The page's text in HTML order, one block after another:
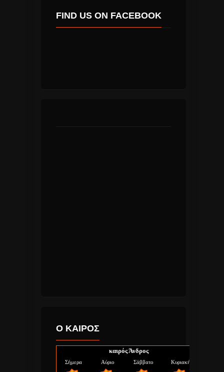
FIND US ON FACEBOOK
Ο ΚΑΙΡΟΣ
καιρός Άνδρος